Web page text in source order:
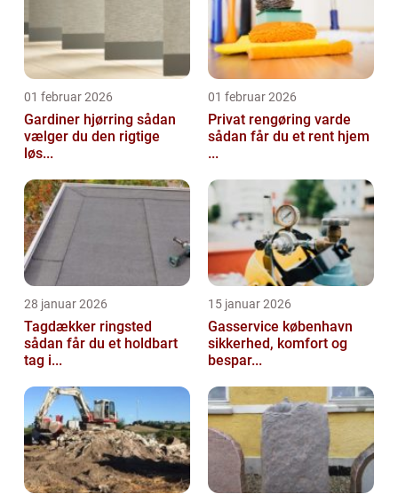
01 februar 2026
Gardiner hjørring sådan
vælger du den rigtige
løs...
01 februar 2026
Privat rengøring varde
sådan får du et rent hjem
...
28 januar 2026
Tagdækker ringsted
sådan får du et holdbart
tag i...
15 januar 2026
Gasservice københavn
sikkerhed, komfort og
bespar...